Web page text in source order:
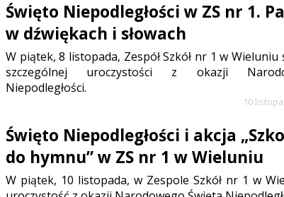
Święto Niepodległości w ZS nr 1.
w dźwiękach i słowach
W piątek, 8 listopada, Zespół Szkół nr 1 w Wieluniu
szczególnej uroczystości z okazji
Niepodległości.
10
Święto Niepodległości i akcja
do hymnu” w ZS nr 1 w Wieluniu
W piątek, 10 listopada, w Zespole Szkół nr 1 w